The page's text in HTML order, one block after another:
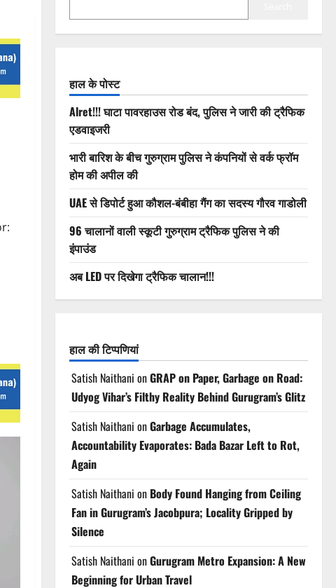
हाल के पोस्ट
Alret!!! घाटा पावरहाउस रोड बंद, पुलिस ने जारी की ट्रैफिक
एडवाइजरी
भारी बारिश के बीच गुरुग्राम पुलिस ने कंपनियों से वर्क फ्रॉम
होम की अपील की
UAE से डिपोर्ट हुआ कौशल-बंबीहा गैंग का सदस्य गौरव गाडोली
96 चालानों वाली स्कूटी गुरुग्राम ट्रैफिक पुलिस ने की
इंपाउंड
अब LED पर दिखेगा ट्रैफिक चालान!!!
हाल की टिप्पणियां
Satish Naithani onGRAP on Paper, Garbage on Road:
Udyog Vihar’s Filthy Reality Behind Gurugram’s Glitz
Satish Naithani onGarbage Accumulates,
Accountability Evaporates: Bada Bazar Left to Rot,
Again
Satish Naithani on Body Found Hanging from Ceiling
Fan in Gurugram’s Jacobpura; Locality Gripped by
Silence
Satish Naithani onGurugram Metro Expansion: A New
Beginning for Urban Travel